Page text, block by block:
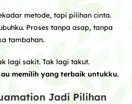
metode, tapi pilihan cinta.
Proses tanpa asap, tanpa
tambahan.
lagi sakit. Tak lagi takut.
memilih yang terbaik untukku.
Jadi Pilihan